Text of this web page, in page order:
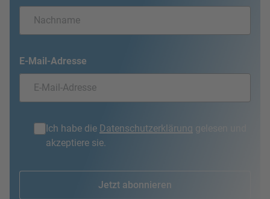
E-Mail-Adresse
Ich habe die Datenschutzerklärung gelesen und
akzeptiere sie.
Jetzt abonnieren